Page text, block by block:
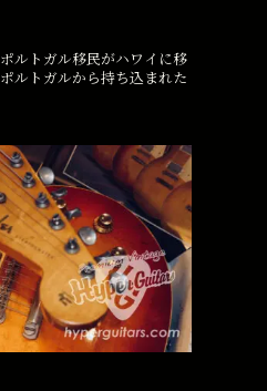
ルトガル移民がハワイに移
ルトガルから持ち込まれた